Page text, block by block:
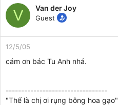
V Van der Joy
Guest
12/5/05
cám ơn bác Tu Anh nhá.
---------------------------------
"Thế là chị ơi rụng bông hoa gạo"